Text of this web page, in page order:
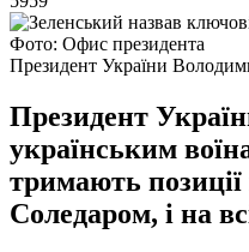
Фото: Офис президента
Президент України
Президент
українським
тримають позиції
Соледаром, і на